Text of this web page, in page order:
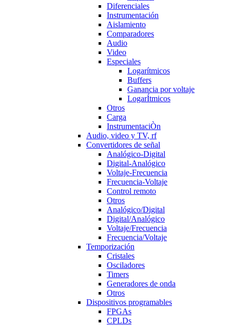
Diferenciales
Instrumentación
Aislamiento
Comparadores
Audio
Video
Especiales
Logarítmicos
Buffers
Ganancia por voltaje
LogarÍtmicos
Otros
Carga
InstrumentaciÒn
Audio, video y TV, rf
Convertidores de señal
Analógico-Digital
Digital-Analógico
Voltaje-Frecuencia
Frecuencia-Voltaje
Control remoto
Otros
Analógico/Digital
Digital/Analógico
Voltaje/Frecuencia
Frecuencia/Voltaje
Temporización
Cristales
Osciladores
Timers
Generadores de onda
Otros
Dispositivos programables
FPGAs
CPLDs